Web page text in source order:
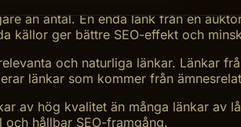
än antal. En enda länk från en
källor ger bättre SEO-effekt och
och naturliga länkar. Länkar
länkar som kommer från
av hög kvalitet än många länkar av
hållbar SEO-framgång.